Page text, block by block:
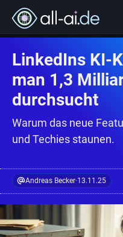
LinkedIns KI-
man 1,3
durchsucht
Warum das neue
und Techies staunen.
Andreas Becker·13.11.25